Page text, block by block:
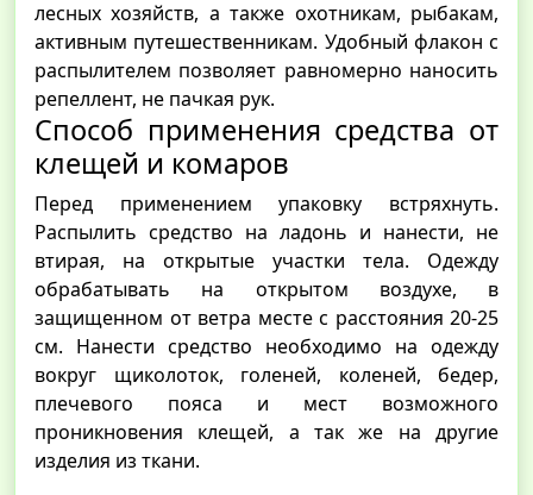
лесных хозяйств, а также охотникам, рыбакам,
активным путешественникам. Удобный флакон с
распылителем позволяет равномерно наносить
репеллент, не пачкая рук.
Способ применения средства от
клещей и комаров
Перед применением упаковку встряхнуть.
Распылить средство на ладонь и нанести, не
втирая, на открытые участки тела. Одежду
обрабатывать на открытом воздухе, в
защищенном от ветра месте с расстояния 20-25
см. Нанести средство необходимо на одежду
вокруг щиколоток, голеней, коленей, бедер,
плечевого пояса и мест возможного
проникновения клещей, а так же на другие
изделия из ткани.